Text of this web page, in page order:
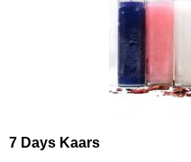
7 Days Kaars